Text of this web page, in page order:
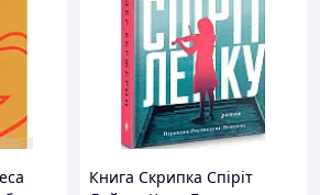
платіж і розрахуватись при
послуги «Післяплата» на Новій
від вартості товару та додатково
достаки.
Книга Скрипка Спіріт